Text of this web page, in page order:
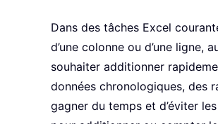
Dans des tâches Excel
d’une colonne ou d’une ligne,
souhaiter additionner
données chronologiques, des
gagner du temps et d’éviter